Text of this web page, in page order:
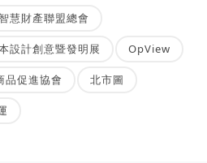
慧財產聯盟總會
設計創意暨發明展 OpView
品促進協會 北市圖